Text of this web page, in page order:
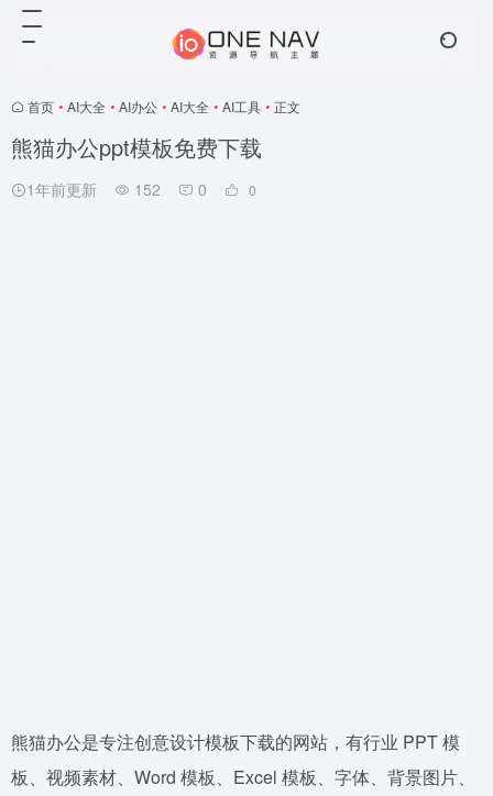
首页 • AI大全 • AI办公 • AI大全 • AI工具 • 正文
熊猫办公ppt模板免费下载
1年前更新 152 0 0
熊猫办公是专注创意设计模板下载的网站，有行业 PPT 模
板、视频素材、Word 模板、Excel 模板、字体、背景图片、